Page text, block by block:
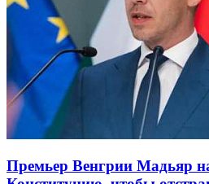
Премьер Венгрии Мадьяр